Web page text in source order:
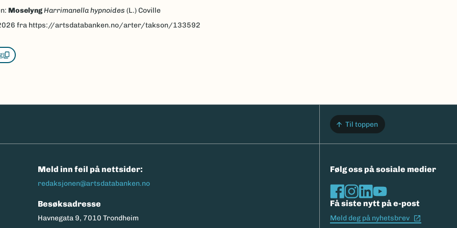
MoselyngHarrimanella hypnoides (L.) Coville
fra https://artsdatabanken.no/arter/takson/133592
Til toppen
Meld inn feil på nettsider:
redaksjonen@artsdatabanken.no
Besøksadresse
Havnegata 9, 7010 Trondheim
Følg oss på sosiale medier
Få siste nytt på e-post
Meld deg på nyhetsbrev